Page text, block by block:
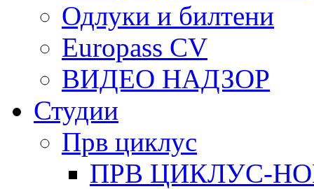
Одлуки и билтени
Europass CV
ВИДЕО НАДЗОР
Студии
Прв циклус
ПРВ ЦИКЛУС-